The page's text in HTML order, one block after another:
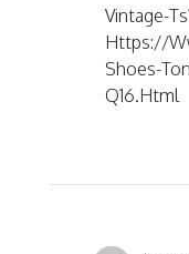
Vintage-
Https://
Shoes-
Q16.html